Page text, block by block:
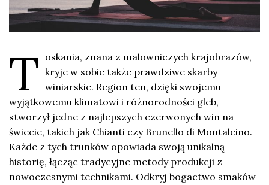
T
oskania, znana z malowniczych krajobrazów,
kryje w sobie także prawdziwe skarby
winiarskie. Region ten, dzięki swojemu
wyjątkowemu klimatowi i różnorodności gleb,
stworzył jedne z najlepszych czerwonych win na
świecie, takich jak Chianti czy Brunello di Montalcino.
Każde z tych trunków opowiada swoją unikalną
historię, łącząc tradycyjne metody produkcji z
nowoczesnymi technikami. Odkryj bogactwo smaków